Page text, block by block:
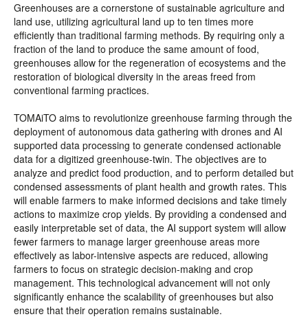
Greenhouses are a cornerstone of sustainable agriculture and
land use, utilizing agricultural land up to ten times more
efficiently than traditional farming methods. By requiring only a
fraction of the land to produce the same amount of food,
greenhouses allow for the regeneration of ecosystems and the
restoration of biological diversity in the areas freed from
conventional farming practices.
TOMAiTO aims to revolutionize greenhouse farming through the
deployment of autonomous data gathering with drones and AI
supported data processing to generate condensed actionable
data for a digitized greenhouse-twin. The objectives are to
analyze and predict food production, and to perform detailed but
condensed assessments of plant health and growth rates. This
will enable farmers to make informed decisions and take timely
actions to maximize crop yields. By providing a condensed and
easily interpretable set of data, the AI support system will allow
fewer farmers to manage larger greenhouse areas more
effectively as labor-intensive aspects are reduced, allowing
farmers to focus on strategic decision-making and crop
management. This technological advancement will not only
significantly enhance the scalability of greenhouses but also
ensure that their operation remains sustainable.